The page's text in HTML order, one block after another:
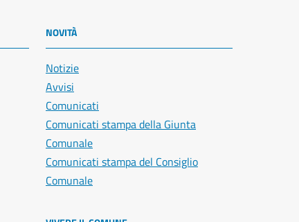
NOVITÀ
Notizie
Avvisi
Comunicati
Comunicati stampa della Giunta
Comunale
Comunicati stampa del Consiglio
Comunale